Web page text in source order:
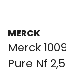
MERCK
Merck
Pure Nf 2,5